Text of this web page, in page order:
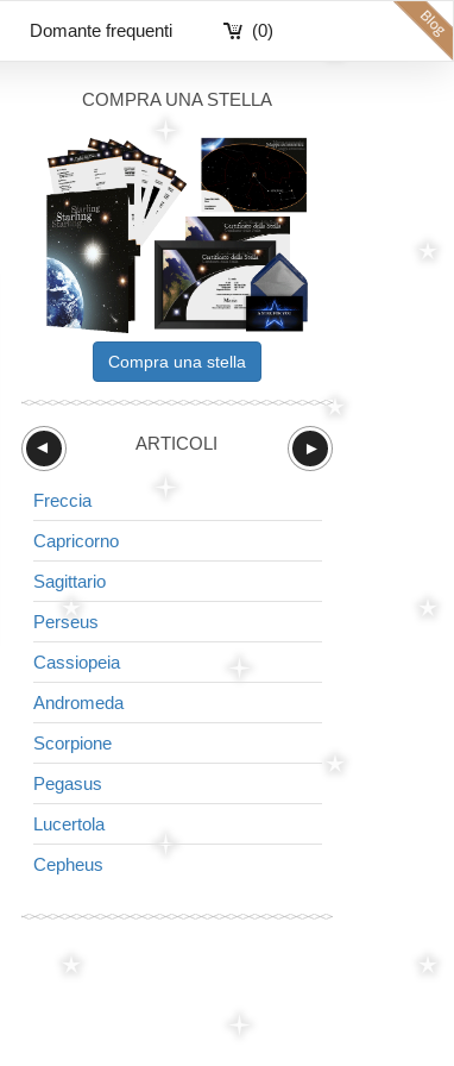
(0)
Domante frequenti
COMPRA UNA STELLA
Compra una stella
ARTICOLI ►
►
Freccia
Capricorno
Sagittario
Perseus
Cassiopeia
Andromeda
Scorpione
Pegasus
Lucertola
Cepheus